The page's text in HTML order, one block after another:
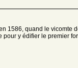
1586, quand le vicomte
pour y édifier le premier